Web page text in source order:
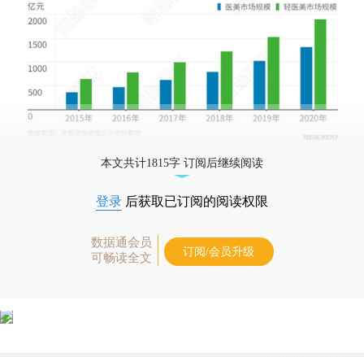
本文共计1815字 订阅后继续阅读
登录 后获取已订阅的阅读权限
数据通会员
可畅读全文
订阅/会员升级